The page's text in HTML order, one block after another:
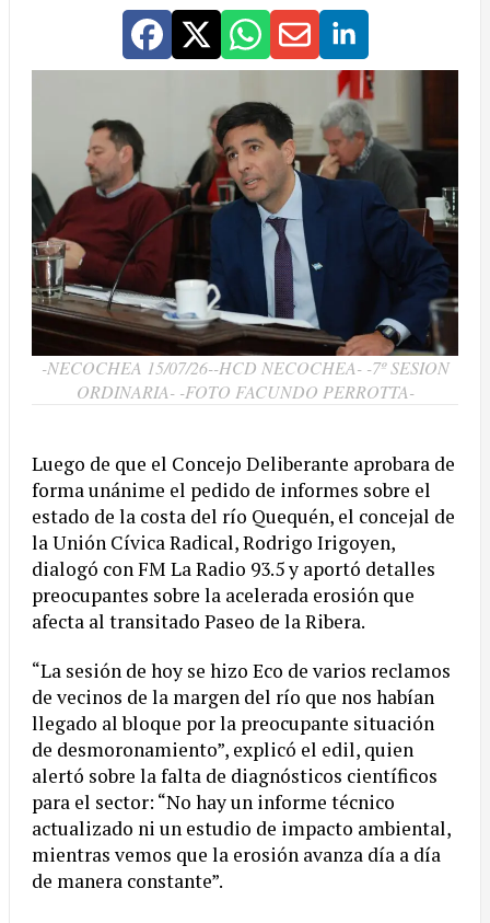
-NECOCHEA 15/07/26--HCD NECOCHEA- -7º SESION
ORDINARIA- -FOTO FACUNDO PERROTTA-
Luego de que el Concejo Deliberante aprobara de
forma unánime el pedido de informes sobre el
estado de la costa del río Quequén, el concejal de
la Unión Cívica Radical, Rodrigo Irigoyen,
dialogó con FM La Radio 93.5 y aportó detalles
preocupantes sobre la acelerada erosión que
afecta al transitado Paseo de la Ribera.
“La sesión de hoy se hizo Eco de varios reclamos
de vecinos de la margen del río que nos habían
llegado al bloque por la preocupante situación
de desmoronamiento”, explicó el edil, quien
alertó sobre la falta de diagnósticos científicos
para el sector: “No hay un informe técnico
actualizado ni un estudio de impacto ambiental,
mientras vemos que la erosión avanza día a día
de manera constante”.